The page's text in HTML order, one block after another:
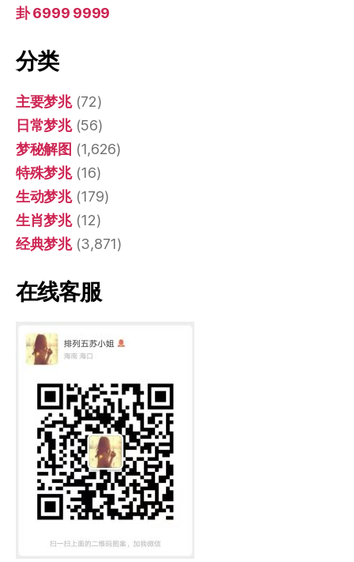
卦 6999 9999
分类
主要梦兆(72)
日常梦兆(56)
梦秘解图 (1,626)
特殊梦兆(16)
生动梦兆(179)
生肖梦兆(12)
经典梦兆(3,871)
在线客服